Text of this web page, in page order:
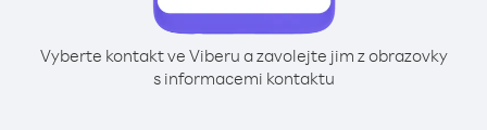
Vyberte kontakt ve Viberu a zavolejte jim z obrazovky
s informacemi kontaktu